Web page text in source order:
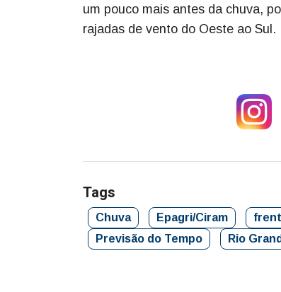
um pouco mais antes da chuva,
rajadas de vento do Oeste ao Sul.
Tags
Chuva Epagri/Ciram
Previsão do Tempo
Rio